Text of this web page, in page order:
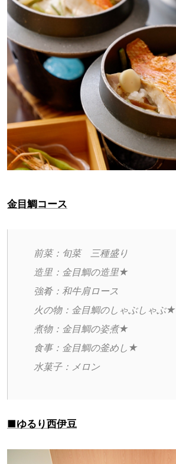
金目鯛コース
前菜：旬菜　三種盛り
造里：金目鯛の造里★
強肴：和牛肩ロース
火の物：金目鯛のしゃぶしゃぶ★
煮物：金目鯛の姿煮★
食事：金目鯛の釜めし★
水菓子：メロン
■ゆるり西伊豆